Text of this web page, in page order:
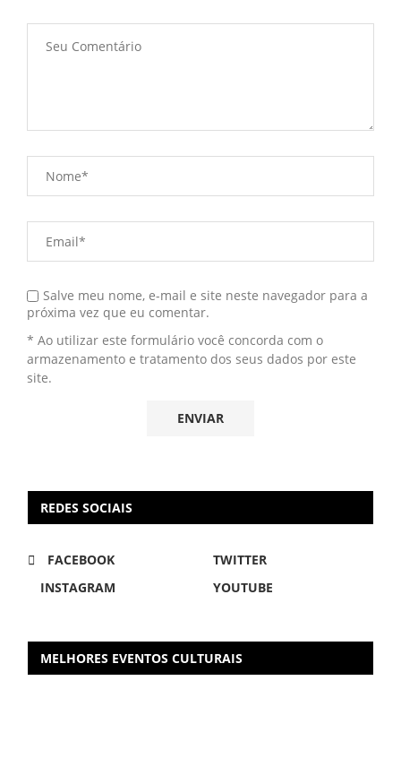
Salve meu nome, e-mail e site neste navegador para a
próxima vez que eu comentar.
* Ao utilizar este formulário você concorda com o
armazenamento e tratamento dos seus dados por este
site.
REDES SOCIAIS
FACEBOOK
TWITTER
INSTAGRAM
YOUTUBE
MELHORES EVENTOS CULTURAIS